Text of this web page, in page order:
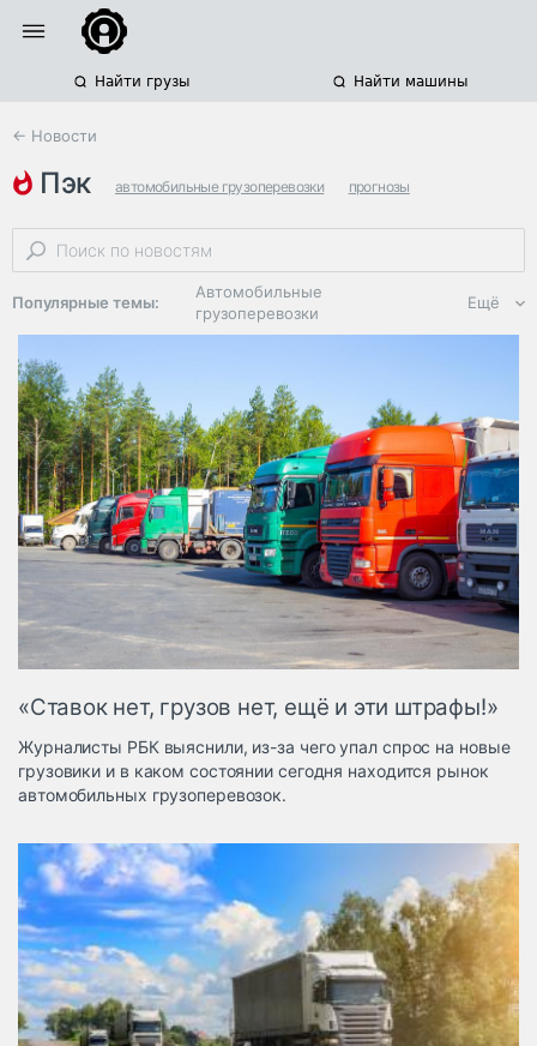
Найти грузы Найти машины
← Новости
пэк автомобильные грузоперевозки прогнозы
тарифы на грузоперевозки
Популярные темы:
Автомобильные
грузоперевозки
ЭДО, ИТ в
логистике
Дороги,
инфраструктура
Логистика, грузы
Негабаритные и
опасные грузы
Безопасность и
страхование
Таможня и ВЭД
Склады и
грузовые
терминалы
транспорт
Спецтехника
Автосервис,
запчасти, шины
Топливо, масла и
автохимия
Дзен
Ещё
«Ставок нет, грузов нет, ещё и эти штрафы!»
Журналисты РБК выяснили, из-за чего упал спрос на новые
грузовики и в каком состоянии сегодня находится рынок
автомобильных грузоперевозок.